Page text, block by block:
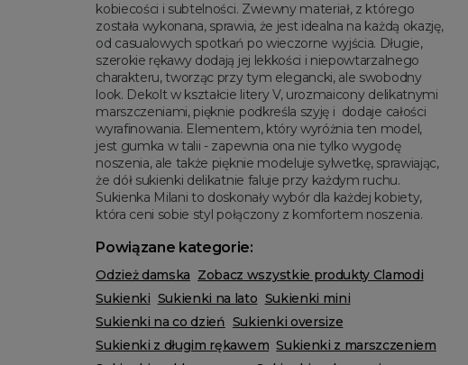
kobiecości i subtelności. Zwiewny materiał, z którego
została wykonana, sprawia, że jest idealna na każdą okazję,
od casualowych spotkań po wieczorne wyjścia. Długie,
szerokie rękawy dodają jej lekkości i niepowtarzalnego
charakteru, tworząc przy tym elegancki, ale swobodny
look. Dekolt w kształcie litery V, urozmaicony delikatnymi
marszczeniami, pięknie podkreśla szyję i dodaje całości
wyrafinowania. Elementem, który wyróżnia ten model,
jest gumka w talii - zapewnia ona nie tylko wygodę
noszenia, ale także pięknie modeluje sylwetkę, sprawiając,
że dół sukienki delikatnie faluje przy każdym ruchu.
Sukienka Milani to doskonały wybór dla każdej kobiety,
która ceni sobie styl połączony z komfortem noszenia.
Powiązane kategorie:
Odzież damska Zobacz wszystkie produkty Clamodi
Sukienki Sukienki na lato Sukienki mini
Sukienki na co dzień Sukienki oversize
Sukienki z długim rękawem Sukienki z marszczeniem